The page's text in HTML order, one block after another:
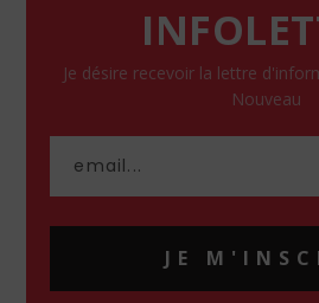
Je désire recevoir la lettre
Nouveau
JE